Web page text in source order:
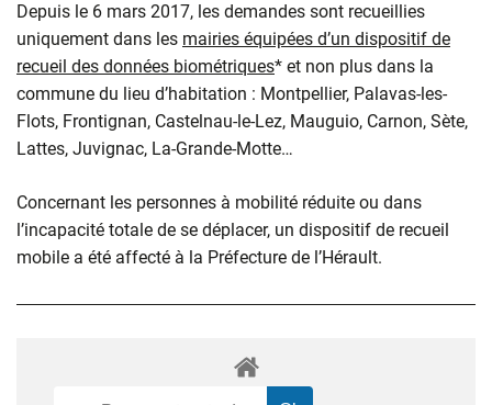
Depuis le 6 mars 2017, les demandes sont recueillies
uniquement dans les mairies équipées d’un dispositif de
recueil des données biométriques* et non plus dans la
commune du lieu d’habitation : Montpellier, Palavas-les-
Flots, Frontignan, Castelnau-le-Lez, Mauguio, Carnon, Sète,
Lattes, Juvignac, La-Grande-Motte…
Concernant les personnes à mobilité réduite ou dans
l’incapacité totale de se déplacer, un dispositif de recueil
mobile a été affecté à la Préfecture de l’Hérault.